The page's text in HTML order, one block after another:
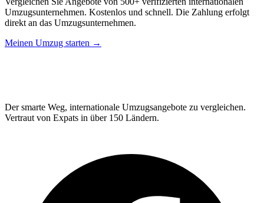
Umzugsunternehmen. Kostenlos und schnell. Die Zahlung erfolgt
direkt an das Umzugsunternehmen.
Meinen Umzug starten →
Der smarte Weg, internationale Umzugsangebote zu vergleichen.
Vertraut von Expats in über 150 Ländern.